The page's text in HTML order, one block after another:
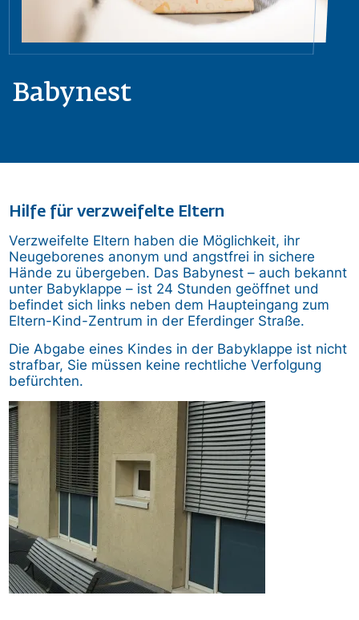
Babynest
Hilfe für verzweifelte Eltern
Verzweifelte Eltern haben die Möglichkeit, ihr
Neugeborenes anonym und angstfrei in sichere
Hände zu übergeben. Das Babynest – auch bekannt
unter Babyklappe – ist 24 Stunden geöffnet und
befindet sich links neben dem Haupteingang zum
Eltern-Kind-Zentrum in der Eferdinger Straße.
Die Abgabe eines Kindes in der Babyklappe ist nicht
strafbar, Sie müssen keine rechtliche Verfolgung
befürchten.
Bild